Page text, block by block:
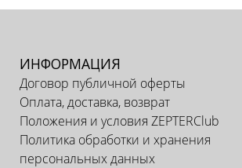
ИНФОРМАЦИЯ
Договор публичной оферты
Оплата, доставка, возврат
Положения и условия ZEPTERClub
Политика обработки и хранения
персональных данных